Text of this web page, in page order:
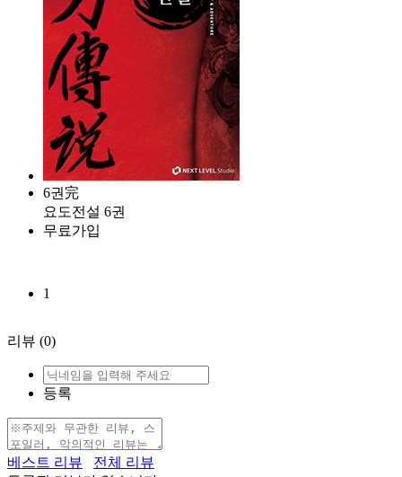
6권完
요도전설 6권
무료가입
1
리뷰 (0)
등록
베스트 리뷰
전체 리뷰